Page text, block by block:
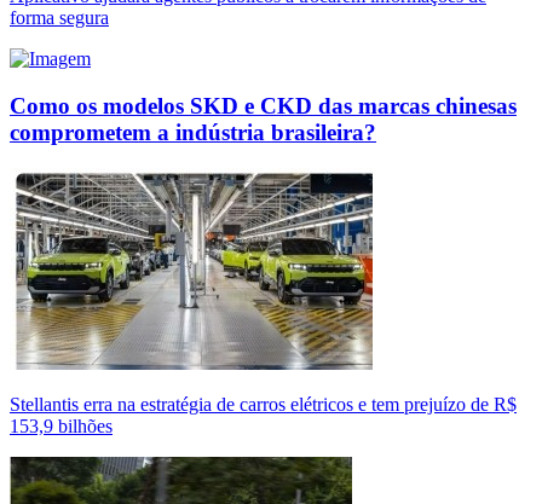
forma segura
Como os modelos SKD e CKD das marcas chinesas
comprometem a indústria brasileira?
Stellantis erra na estratégia de carros elétricos e tem prejuízo de R$
153,9 bilhões